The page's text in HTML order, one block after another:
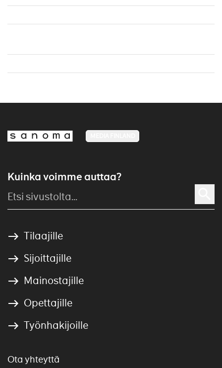
Kuinka voimme auttaa?
Tilaajille
Sijoittajille
Mainostajille
Opettajille
Työnhakijoille
Ota yhteyttä